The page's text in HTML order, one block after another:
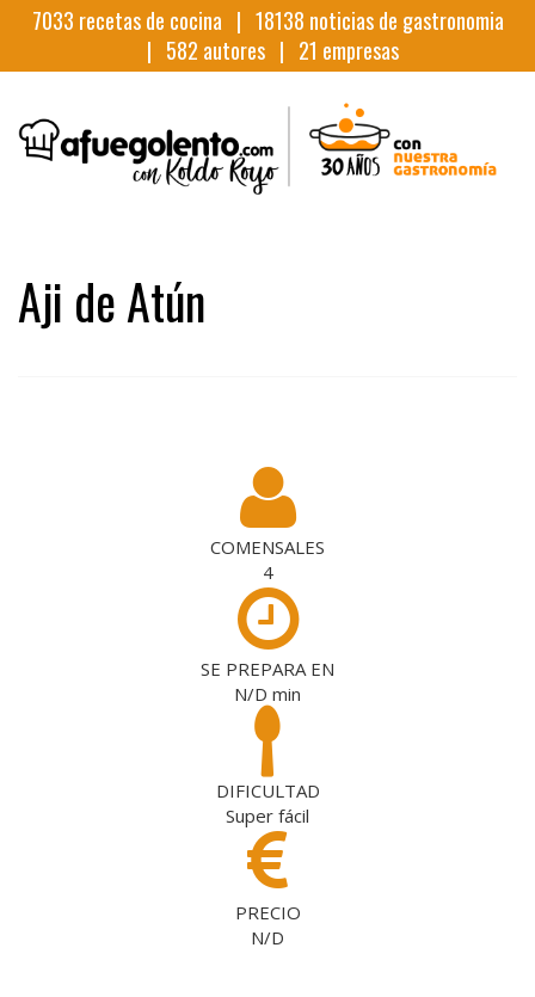
7033 recetas de cocina | 18138 noticias de gastronomia
| 582 autores | 21 empresas
Aji de Atún
COMENSALES
4
SE PREPARA EN
N/D min
DIFICULTAD
Super fácil
PRECIO
N/D